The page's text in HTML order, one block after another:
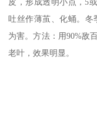
皮，形成透明小点，5
吐丝作薄茧、化蛹。冬
为害。方法：用90%敌
老叶，效果明显。